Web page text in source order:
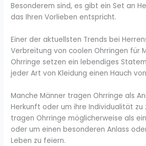
Besonderem sind, es gibt ein Set an
das Ihren Vorlieben entspricht.
Einer der aktuellsten Trends bei
Verbreitung von coolen Ohrringen für
Ohrringe setzen ein lebendiges
jeder Art von Kleidung einen Hauch
Manche Männer tragen Ohrringe als
Herkunft oder um ihre Individualität zu
tragen Ohrringe möglicherweise als
oder um einen besonderen Anlass
Leben zu feiern.